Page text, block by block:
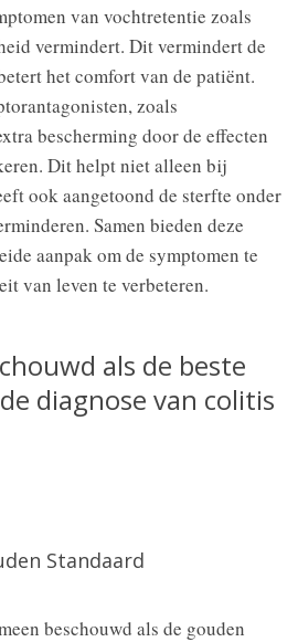
van vochtretentie zoals
vermindert. Dit vermindert de
het comfort van de patiënt.
zoals
bescherming door de effecten
Dit helpt niet alleen bij
ook aangetoond de sterfte onder
Samen bieden deze
aanpak om de symptomen te
van leven te verbeteren.
als de beste
diagnose van colitis
Standaard
beschouwd als de gouden